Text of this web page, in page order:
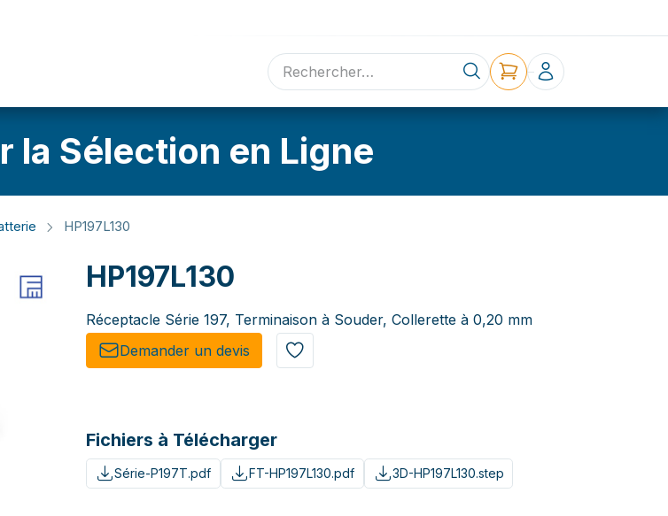
Sélection en ligne Contact
la Sélection en Ligne
HP197L130
HP197L130
Réceptacle Série 197, Terminaison à Souder, Collerette à 0,20 mm
Demander un de​​vis​​
Fichiers à Télécharger
Série-P197T.pdf FT-HP197L130.pdf 3D-HP197L130.step